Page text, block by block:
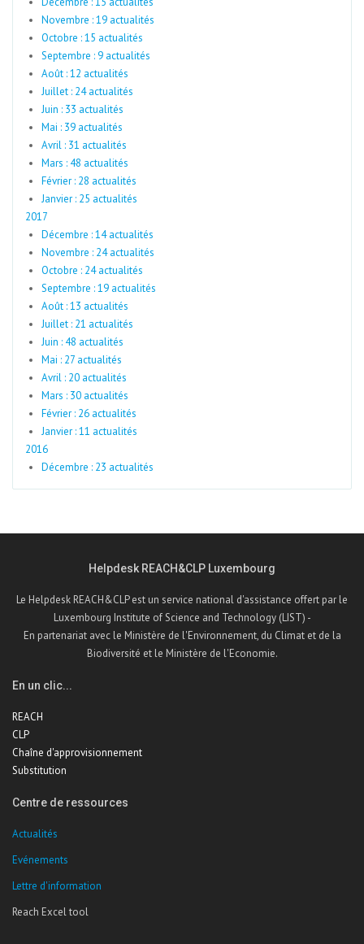
Novembre : 19 actualités
Octobre : 15 actualités
Septembre : 9 actualités
Août : 12 actualités
Juillet : 24 actualités
Juin : 33 actualités
Mai : 39 actualités
Avril : 31 actualités
Mars : 48 actualités
Février : 28 actualités
Janvier : 25 actualités
2017
Décembre : 14 actualités
Novembre : 24 actualités
Octobre : 24 actualités
Septembre : 19 actualités
Août : 13 actualités
Juillet : 21 actualités
Juin : 48 actualités
Mai : 27 actualités
Avril : 20 actualités
Mars : 30 actualités
Février : 26 actualités
Janvier : 11 actualités
2016
Décembre : 23 actualités
Helpdesk REACH&CLP Luxembourg
Le Helpdesk REACH&CLP est un service national d'assistance offert par le
Luxembourg Institute of Science and Technology (LIST) -
En partenariat avec le Ministère de l'Environnement, du Climat et de la
Biodiversité et le Ministère de l'Economie.
En un clic...
REACH
CLP
Chaîne d'approvisionnement
Substitution
Centre de ressources
Actualités
Evénements
Lettre d'information
Reach Excel tool